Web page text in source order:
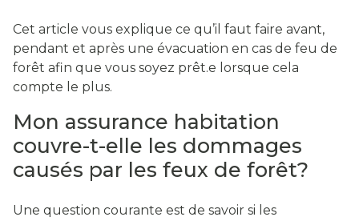
Cet article vous explique ce qu’il faut faire avant,
pendant et après une évacuation en cas de feu de
forêt afin que vous soyez prêt.e lorsque cela
compte le plus.
Mon assurance habitation
couvre-t-elle les dommages
causés par les feux de forêt?
Une question courante est de savoir si les